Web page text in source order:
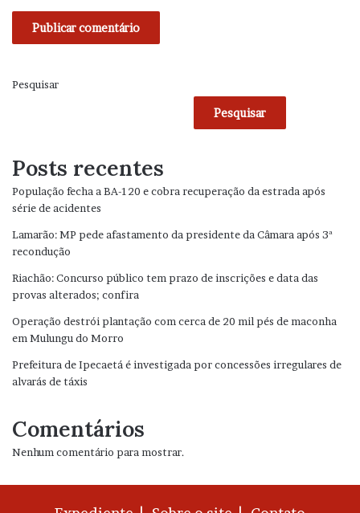
Pesquisar
Pesquisar
Posts recentes
População fecha a BA-120 e cobra recuperação da estrada após
série de acidentes
Lamarão: MP pede afastamento da presidente da Câmara após 3ª
recondução
Riachão: Concurso público tem prazo de inscrições e data das
provas alterados; confira
Operação destrói plantação com cerca de 20 mil pés de maconha
em Mulungu do Morro
Prefeitura de Ipecaetá é investigada por concessões irregulares de
alvarás de táxis
Comentários
Nenhum comentário para mostrar.